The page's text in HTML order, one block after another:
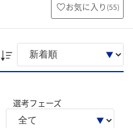
お気に入り (55)
選考フェーズ